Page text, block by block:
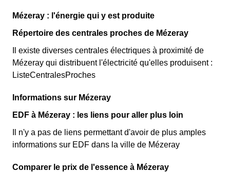
Mézeray : l'énergie qui y est produite
Répertoire des centrales proches de Mézeray
Il existe diverses centrales électriques à proximité de
Mézeray qui distribuent l'électricité qu'elles produisent :
ListeCentralesProches
Informations sur Mézeray
EDF à Mézeray : les liens pour aller plus loin
Il n'y a pas de liens permettant d'avoir de plus amples
informations sur EDF dans la ville de Mézeray
Comparer le prix de l'essence à Mézeray